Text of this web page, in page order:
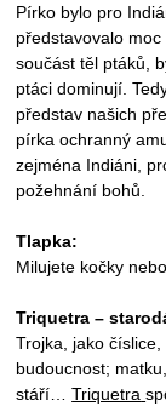
Pírko bylo pro
představovalo
součást těl ptáků,
ptáci dominují.
představ našich
pírka ochranný
zejména Indiáni,
požehnání bohů.
Tlapka:
Milujete kočky
Triquetra –
Trojka, jako
budoucnost;
stáří…Triquetra